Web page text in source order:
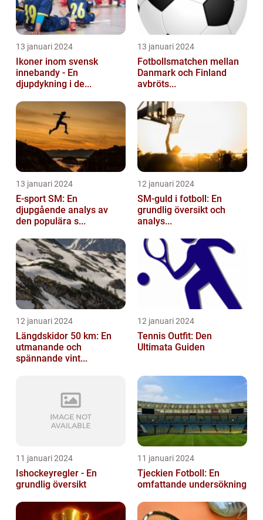
13 januari 2024
Ikoner inom svensk
innebandy - En
djupdykning i de...
13 januari 2024
Fotbollsmatchen mellan
Danmark och Finland
avbröts...
13 januari 2024
E-sport SM: En
djupgående analys av
den populära s...
12 januari 2024
SM-guld i fotboll: En
grundlig översikt och
analys...
12 januari 2024
Längdskidor 50 km: En
utmanande och
spännande vint...
12 januari 2024
Tennis Outfit: Den
Ultimata Guiden
11 januari 2024
Ishockeyregler - En
grundlig översikt
11 januari 2024
Tjeckien Fotboll: En
omfattande undersökning